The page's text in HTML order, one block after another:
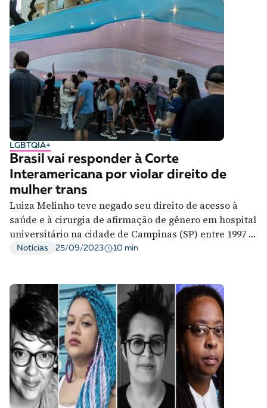
LGBTQIA+
Brasil vai responder à Corte
Interamericana por violar direito de
mulher trans
Luiza Melinho teve negado seu direito de acesso à
saúde e à cirurgia de afirmação de gênero em hospital
universitário na cidade de Campinas (SP) entre 1997 e
2001.
Notícias 25/09/2023 10 min